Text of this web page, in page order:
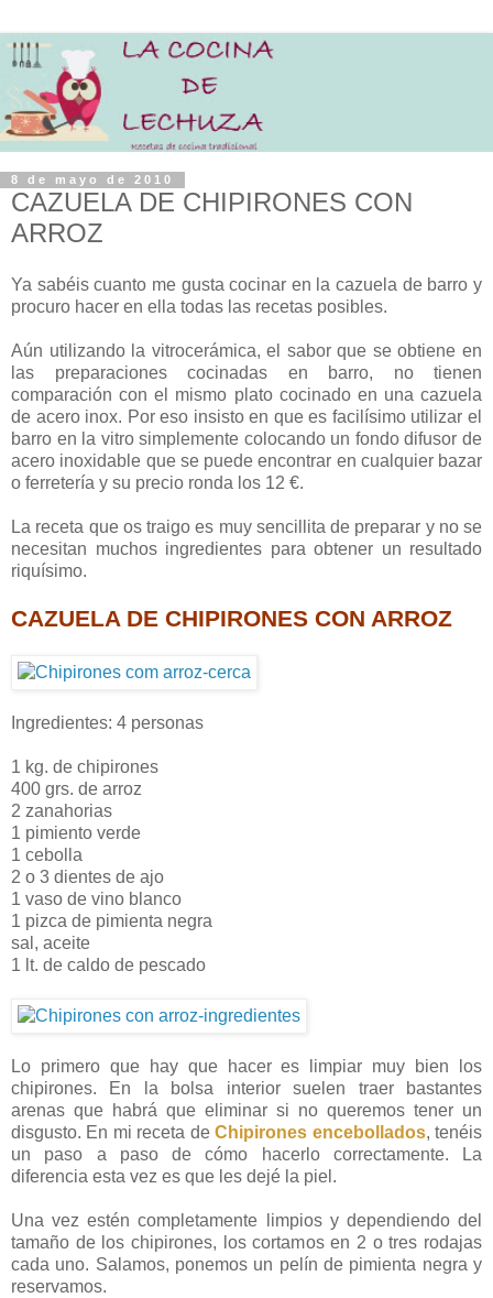
8 de mayo de 2010
CAZUELA DE CHIPIRONES CON
ARROZ
Ya sabéis cuanto me gusta cocinar en la cazuela de barro y
procuro hacer en ella todas las recetas posibles.
Aún utilizando la vitrocerámica, el sabor que se obtiene en
las preparaciones cocinadas en barro, no tienen
comparación con el mismo plato cocinado en una cazuela
de acero inox. Por eso insisto en que es facilísimo utilizar el
barro en la vitro simplemente colocando un fondo difusor de
acero inoxidable que se puede encontrar en cualquier bazar
o ferretería y su precio ronda los 12 €.
La receta que os traigo es muy sencillita de preparar y no se
necesitan muchos ingredientes para obtener un resultado
riquísimo.
CAZUELA DE CHIPIRONES CON ARROZ
Ingredientes: 4 personas
1 kg. de chipirones
400 grs. de arroz
2 zanahorias
1 pimiento verde
1 cebolla
2 o 3 dientes de ajo
1 vaso de vino blanco
1 pizca de pimienta negra
sal, aceite
1 lt. de caldo de pescado
Lo primero que hay que hacer es limpiar muy bien los
chipirones. En la bolsa interior suelen traer bastantes
arenas que habrá que eliminar si no queremos tener un
disgusto. En mi receta deChipirones encebollados, tenéis
un paso a paso de cómo hacerlo correctamente. La
diferencia esta vez es que les dejé la piel.
Una vez estén completamente limpios y dependiendo del
tamaño de los chipirones, los cortamos en 2 o tres rodajas
cada uno. Salamos, ponemos un pelín de pimienta negra y
reservamos.